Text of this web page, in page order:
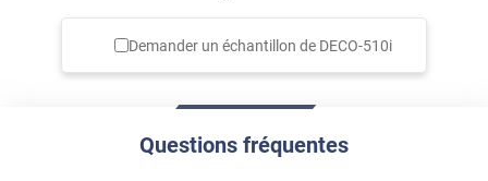
Demander un échantillon de DECO-510i
Questions fréquentes